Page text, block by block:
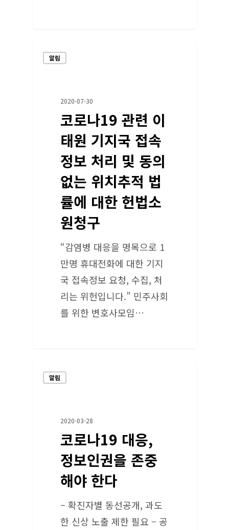
알림
2020-07-30
코로나19 관련 이
태원 기지국 접속
정보 처리 및 동의
없는 위치추적 법
률에 대한 헌법소
원청구
“감염병 대응을 명목으로 1
만명 휴대전화에 대한 기지
국 접속정보 요청, 수집, 처
리는 위헌입니다.” 민주사회
를 위한 변호사모임…
알림
2020-03-28
코로나19 대응,
정보인권을 존중
해야 한다
– 확진자별 동선공개, 과도
한 신상 노출 제한 필요 – 공